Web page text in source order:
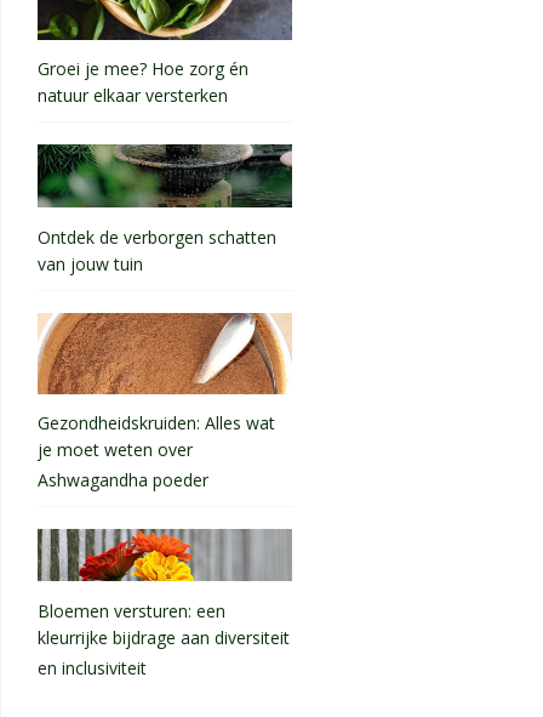
Groei je mee? Hoe zorg én
natuur elkaar versterken
Ontdek de verborgen schatten
van jouw tuin
Gezondheidskruiden: Alles wat
je moet weten over
Ashwagandha poeder
Bloemen versturen: een
kleurrijke bijdrage aan diversiteit
en inclusiviteit